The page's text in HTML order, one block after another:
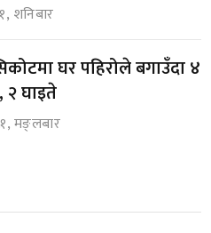
शनिबार
घर पहिरोले बगाउँदा ४
२ घाइते
मङ्लबार